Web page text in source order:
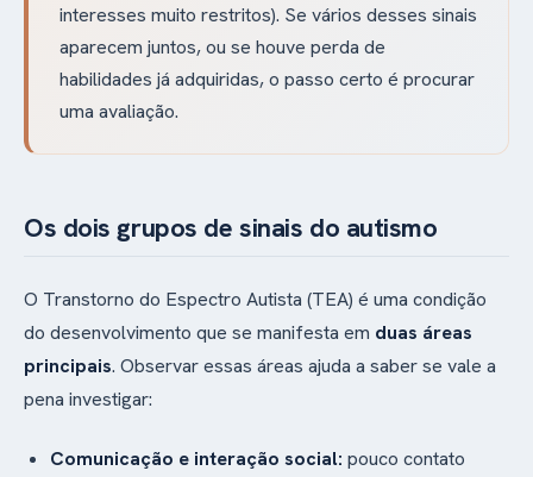
interesses muito restritos). Se vários desses sinais
aparecem juntos, ou se houve perda de
habilidades já adquiridas, o passo certo é procurar
uma avaliação.
Os dois grupos de sinais do autismo
O Transtorno do Espectro Autista (TEA) é uma condição
do desenvolvimento que se manifesta em duas áreas
principais. Observar essas áreas ajuda a saber se vale a
pena investigar:
Comunicação e interação social: pouco contato